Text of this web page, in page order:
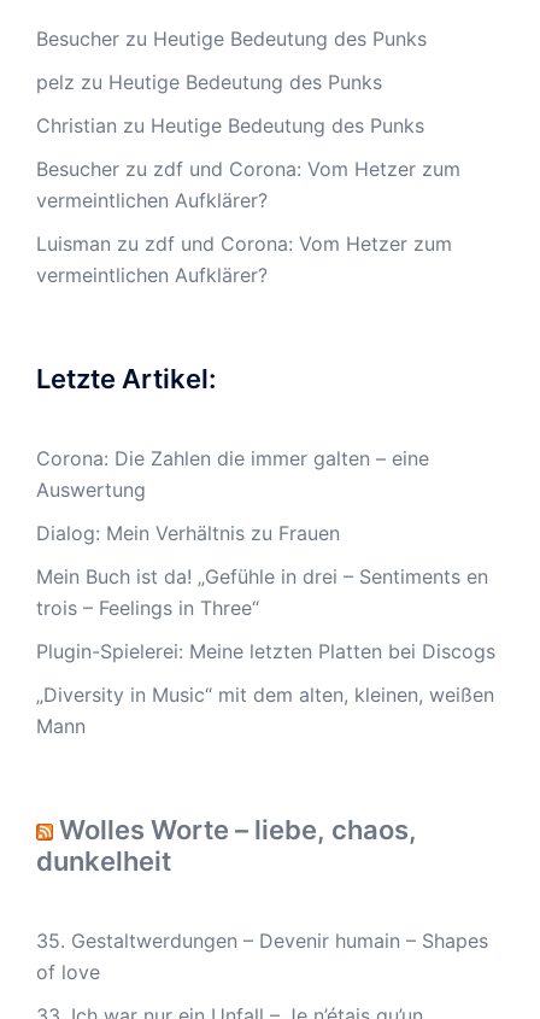
Besucher zu Heutige Bedeutung des Punks
pelz zu Heutige Bedeutung des Punks
Christian zu Heutige Bedeutung des Punks
Besucher zu zdf und Corona: Vom Hetzer zum
vermeintlichen Aufklärer?
Luisman zu zdf und Corona: Vom Hetzer zum
vermeintlichen Aufklärer?
Letzte Artikel:
Corona: Die Zahlen die immer galten – eine
Auswertung
Dialog: Mein Verhältnis zu Frauen
Mein Buch ist da! „Gefühle in drei – Sentiments en
trois – Feelings in Three“
Plugin-Spielerei: Meine letzten Platten bei Discogs
„Diversity in Music“ mit dem alten, kleinen, weißen
Mann
Wolles Worte – liebe, chaos,
dunkelheit
35. Gestaltwerdungen – Devenir humain – Shapes
of love